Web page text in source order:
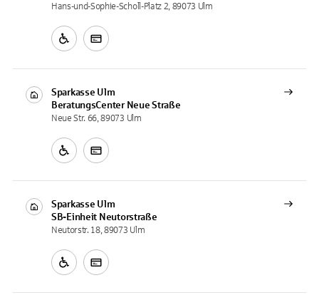
Hans-und-Sophie-Scholl-Platz 2, 89073 Ulm
Sparkasse Ulm
BeratungsCenter Neue Straße
Neue Str. 66, 89073 Ulm
Sparkasse Ulm
SB-Einheit Neutorstraße
Neutorstr. 18, 89073 Ulm